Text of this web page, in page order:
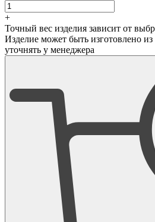
+
Точный вес изделия зависит от
Изделие может быть изготовлено из
уточнять у менеджера